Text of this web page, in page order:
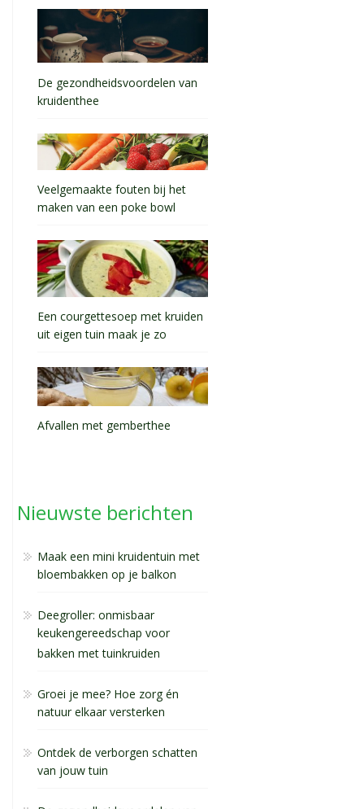
De gezondheidsvoordelen van
kruidenthee
Veelgemaakte fouten bij het
maken van een poke bowl
Een courgettesoep met kruiden
uit eigen tuin maak je zo
Afvallen met gemberthee
Nieuwste berichten
Maak een mini kruidentuin met
bloembakken op je balkon
Deegroller: onmisbaar
keukengereedschap voor
bakken met tuinkruiden
Groei je mee? Hoe zorg én
natuur elkaar versterken
Ontdek de verborgen schatten
van jouw tuin